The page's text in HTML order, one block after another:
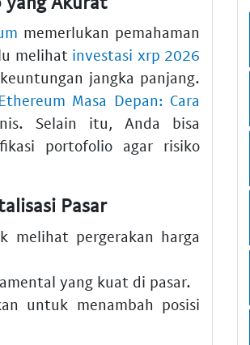
memerlukan pemahaman
melihat investasi xrp 2026
jangka panjang.
Masa Depan: Cara
Selain itu, Anda bisa
portofolio agar risiko
Pasar
melihat pergerakan harga
yang kuat di pasar.
untuk menambah posisi